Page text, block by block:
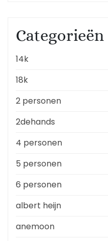
Categorieën
14k
18k
2 personen
2dehands
4 personen
5 personen
6 personen
albert heijn
anemoon